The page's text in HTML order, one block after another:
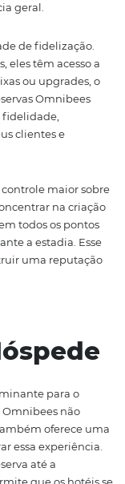
principais
Omnibees
Quando os hotéis
e,
plataformas. Isso
que os hotéis
podem
e
para
geral.
de
eles têm
baixas ou